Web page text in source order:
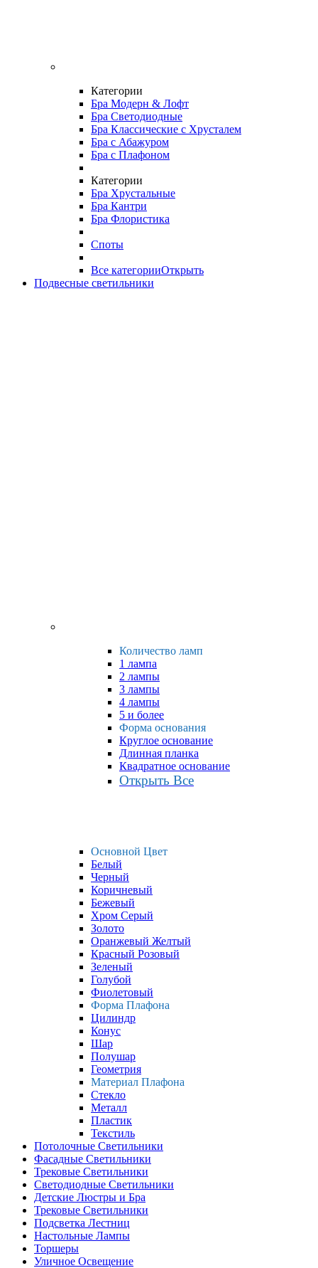
Категории
Бра Модерн & Лофт
Бра Светодиодные
Бра Классические с Хрусталем
Бра с Абажуром
Бра с Плафоном
Категории
Бра Хрустальные
Бра Кантри
Бра Флористика
Споты
Все категорииОткрыть
Подвесные светильники
Количество ламп
1 лампа
2 лампы
3 лампы
4 лампы
5 и более
Форма основания
Круглое основание
Длинная планка
Квадратное основание
Открыть Все
Основной Цвет
Белый
Черный
Коричневый
Бежевый
Хром Серый
Золото
Оранжевый Желтый
Красный Розовый
Зеленый
Голубой
Фиолетовый
Форма Плафона
Цилиндр
Конус
Шар
Полушар
Геометрия
Материал Плафона
Стекло
Металл
Пластик
Текстиль
Потолочные Светильники
Фасадные Светильники
Трековые Светильники
Светодиодные Светильники
Детские Люстры и Бра
Трековые Светильники
Подсветка Лестниц
Настольные Лампы
Торшеры
Уличное Освещение